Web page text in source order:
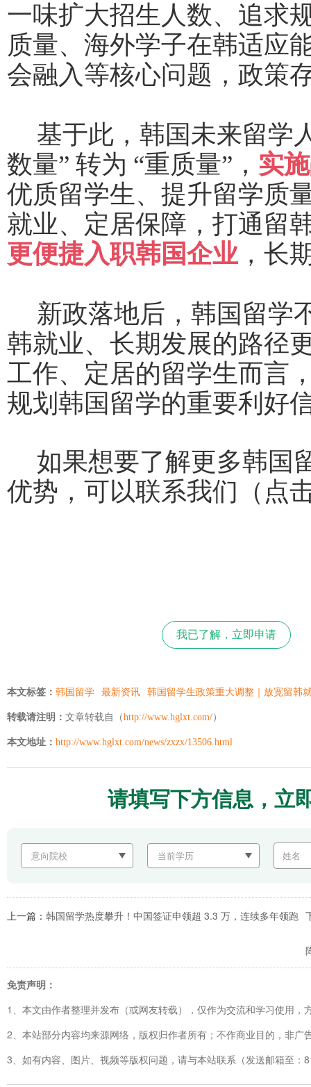
一味扩大招生人数、追求
质量、海外学子在韩适应
会融入等核心问题，政策
基于此，韩国未来留学
数量” 转为 “重质量”， 实
优质留学生、提升留学质
就业、定居保障，打通留
更便捷入职韩国企业 ，长
新政落地后，韩国留学
韩就业、长期发展的路径
工作、定居的留学生而言
规划韩国留学的重要利好
如果想要了解更多韩国
优势，可以联系我们（点
我已了解，立即申请
本文标签： 韩国留学 最新资讯 韩国留学生政策重大调整｜放宽留韩
转载请注明： 文章转载自（http://www.hglxt.com/）
本文地址： http://www.hglxt.com/news/zxzx/13506.html
请填写下方信息，立
上一篇： 韩国留学热度攀升！中国签证申领超 3.3 万，连续多年领跑
免责声明：
1、本文由作者整理并发布（或网友转载），仅作为交流和学习使用
2、本站部分内容均来源网络，版权归作者所有；不作商业目的，非广
3、如有内容、图片、视频等版权问题，请与本站联系（发送邮箱至